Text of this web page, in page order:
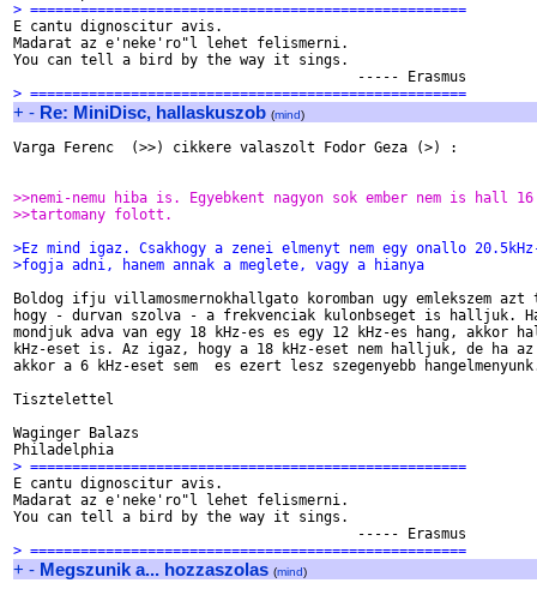
> ====================================================
E cantu dignoscitur avis.
Madarat az e'neke'ro"l lehet felismerni.
You can tell a bird by the way it sings.
> ====================================================
+ - Re: MiniDisc, hallaskuszob (mind)
Varga Ferenc  (>>) cikkere valaszolt Fodor Geza (>) :
>>nemi-nemu hiba is. Egyebkent nagyon sok ember nem is hall 16
>>tartomany folott.
>Ez mind igaz. Csakhogy a zenei elmenyt nem egy onallo
>fogja adni, hanem annak a meglete, vagy a hianya
Boldog ifju villamosmernokhallgato koromban ugy emlekszem
hogy - durvan szolva - a frekvenciak kulonbseget is halljuk.
mondjuk adva van egy 18 kHz-es es egy 12 kHz-es hang, akkor
kHz-eset is. Az igaz, hogy a 18 kHz-eset nem halljuk, de ha az
akkor a 6 kHz-eset sem  es ezert lesz szegenyebb
Tisztelettel
Waginger Balazs
> ====================================================
E cantu dignoscitur avis.
Madarat az e'neke'ro"l lehet felismerni.
You can tell a bird by the way it sings.
> ====================================================
+ - Megszunik a... hozzaszolas (mind)